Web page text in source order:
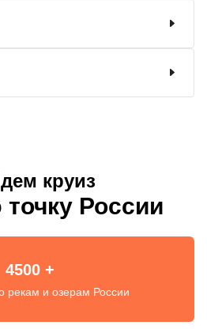
круиз
России
4500 +
рекам и озерам России